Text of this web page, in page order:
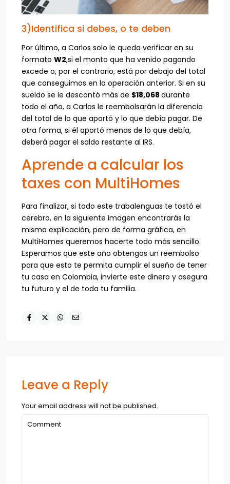
3)Identifica si debes, o te deben
Por último, a Carlos solo le queda verificar en su
formato W2,si el monto que ha venido pagando
excede o, por el contrario, está por debajo del total
que conseguimos en la operación anterior. Si en su
sueldo se le descontó más de $18,068 durante
todo el año, a Carlos le reembolsarán la diferencia
del total de lo que aportó y lo que debía pagar. De
otra forma, si él aportó menos de lo que debía,
deberá pagar el saldo restante al IRS.
Aprende a calcular los
taxes con MultiHomes
Para finalizar, si todo este trabalenguas te tostó el
cerebro, en la siguiente imagen encontrarás la
misma explicación, pero de forma gráfica, en
MultiHomes queremos hacerte todo más sencillo.
Esperamos que este año obtengas un reembolso
para que esto te permita cumplir el sueño de tener
tu casa en Colombia, invierte este dinero y asegura
tu futuro y el de toda tu familia.
Leave a Reply
Your email address will not be published.